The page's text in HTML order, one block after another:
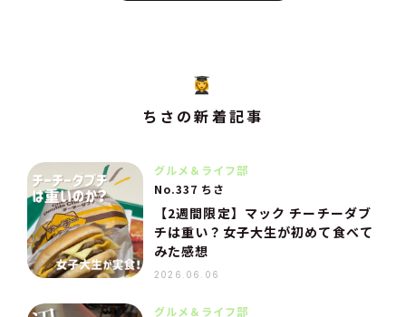
ちさの新着記事
グルメ＆ライフ部
No.337 ちさ
【2週間限定】マック チーチーダブ
チは重い？女子大生が初めて食べて
みた感想
2026.06.06
グルメ＆ライフ部